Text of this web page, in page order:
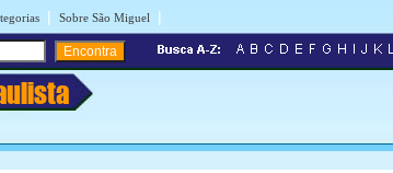
| Sobre São Miguel |